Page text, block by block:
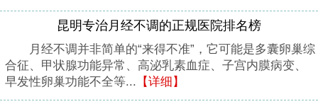
昆明专治月经不调的正规医院排名榜
月经不调并非简单的“来得不准”，它可能是多囊卵巢综
合征、甲状腺功能异常、高泌乳素血症、子宫内膜病变、
早发性卵巢功能不全等... 【详细】